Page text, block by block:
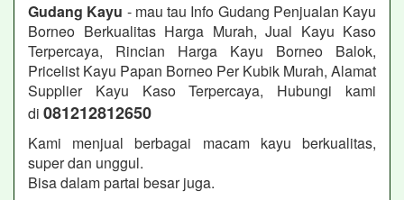
Gudang Kayu - mau tau Info Gudang Penjualan Kayu
Borneo Berkualitas Harga Murah, Jual Kayu Kaso
Terpercaya, Rincian Harga Kayu Borneo Balok,
Pricelist Kayu Papan Borneo Per Kubik Murah, Alamat
Supplier Kayu Kaso Terpercaya, Hubungi kami
di 081212812650
Kami menjual berbagai macam kayu berkualitas,
super dan unggul.
Bisa dalam partai besar juga.